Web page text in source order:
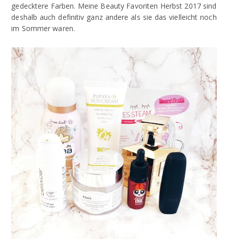
gedecktere Farben. Meine Beauty Favoriten Herbst 2017 sind
deshalb auch definitiv ganz andere als sie das vielleicht noch
im Sommer waren.